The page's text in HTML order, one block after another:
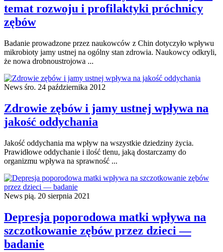
temat rozwoju i profilaktyki próchnicy
zębów
Badanie prowadzone przez naukowców z Chin dotyczyło wpływu
mikrobioty jamy ustnej na ogólny stan zdrowia. Naukowcy odkryli,
że nowa drobnoustrojowa ...
News śro. 24 października 2012
Zdrowie zębów i jamy ustnej wpływa na
jakość oddychania
Jakość oddychania ma wpływ na wszystkie dziedziny życia.
Prawidłowe oddychanie i ilość tlenu, jaką dostarczamy do
organizmu wpływa na sprawność ...
News pią. 20 sierpnia 2021
Depresja poporodowa matki wpływa na
szczotkowanie zębów przez dzieci —
badanie